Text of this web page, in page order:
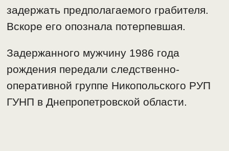
задержать предполагаемого грабителя.
Вскоре его опознала потерпевшая.
Задержанного мужчину 1986 года
рождения передали следственно-
оперативной группе Никопольского РУП
ГУНП в Днепропетровской области.